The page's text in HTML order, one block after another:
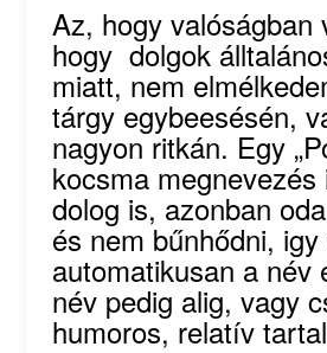
Az, hogy valóságban
hogy dolgok
miatt, nem
tárgy egybeesésén,
nagyon ritkán. Egy
kocsma megnevezés
dolog is, azonban
és nem bűnhődni,
automatikusan a név
név pedig alig, vagy
humoros, relatív